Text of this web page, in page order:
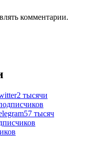
комментарии.
2 тысячи
57 тысяч